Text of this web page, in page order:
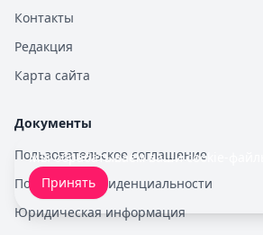
Контакты
Редакция
Карта сайта
Документы
Пользовательское соглашение
Политика конфиденциальности
Юридическая информация
Мы обрабатываем ваши cookie-файлы
Принять